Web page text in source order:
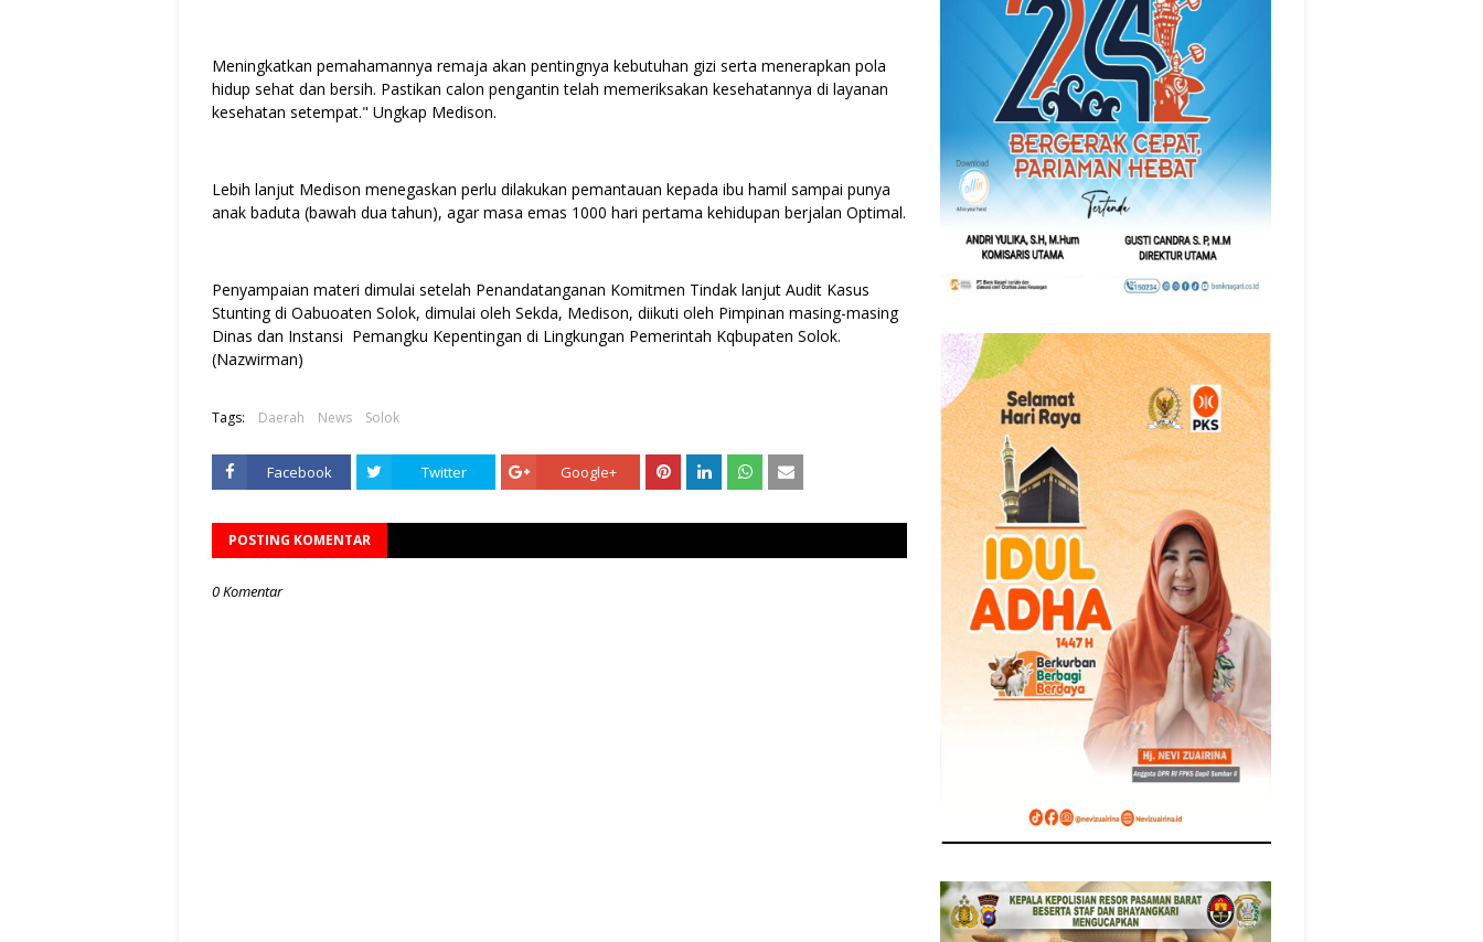
Meningkatkan pemahamannya remaja akan pentingnya kebutuhan gizi serta menerapkan pola
hidup sehat dan bersih. Pastikan calon pengantin telah memeriksakan kesehatannya di layanan
kesehatan setempat." Ungkap Medison.
Lebih lanjut Medison menegaskan perlu dilakukan pemantauan kepada ibu hamil sampai punya
anak baduta (bawah dua tahun), agar masa emas 1000 hari pertama kehidupan berjalan Optimal.
Penyampaian materi dimulai setelah Penandatanganan Komitmen Tindak lanjut Audit Kasus
Stunting di Oabuoaten Solok, dimulai oleh Sekda, Medison, diikuti oleh Pimpinan masing-masing
Dinas dan Instansi Pemangku Kepentingan di Lingkungan Pemerintah Kqbupaten Solok.
(Nazwirman)
Tags: Daerah News Solok
Facebook Twitter Google+
POSTING KOMENTAR
0 Komentar